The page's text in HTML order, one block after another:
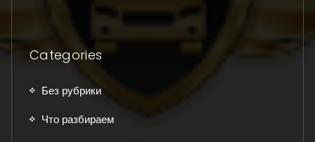
Categories
Без рубрики
Что разбираем